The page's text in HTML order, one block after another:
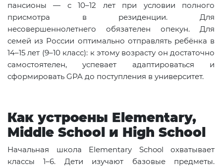
пансионы — с 10–12 лет при условии полного
присмотра в резиденции. Для
несовершеннолетнего обязателен опекун. Для
семей из России оптимально отправлять ребёнка в
14–15 лет (9–10 класс): к этому возрасту он достаточно
самостоятелен, успевает адаптироваться и
сформировать GPA до поступления в университет.
Как устроены Elementary,
Middle School и High School
Начальная школа Elementary School охватывает
классы 1–6. Дети изучают базовые предметы.